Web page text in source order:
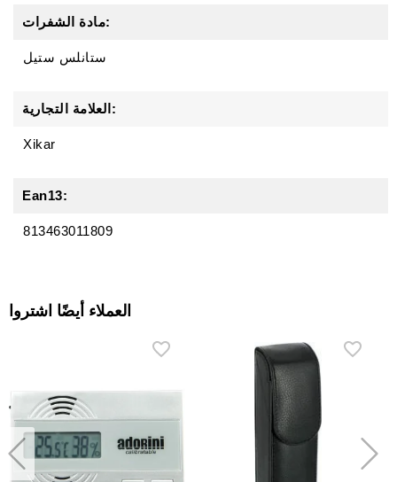
مادة الشفرات:
ستانلس ستيل
العلامة التجارية:
Xikar
Ean13:
813463011809
العملاء أيضًا اشتروا